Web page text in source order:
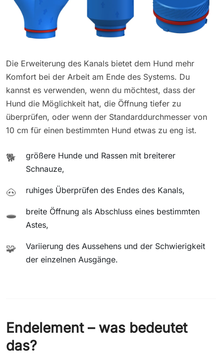
Die Erweiterung des Kanals bietet dem Hund mehr
Komfort bei der Arbeit am Ende des Systems. Du
kannst es verwenden, wenn du möchtest, dass der
Hund die Möglichkeit hat, die Öffnung tiefer zu
überprüfen, oder wenn der Standarddurchmesser von
10 cm für einen bestimmten Hund etwas zu eng ist.
🐕
größere Hunde und Rassen mit breiterer
Schnauze,
🐽 ruhiges Überprüfen des Endes des Kanals,
🕳️
breite Öffnung als Abschluss eines bestimmten
Astes,
🧩
Variierung des Aussehens und der Schwierigkeit
der einzelnen Ausgänge.
Endelement – was bedeutet
das?